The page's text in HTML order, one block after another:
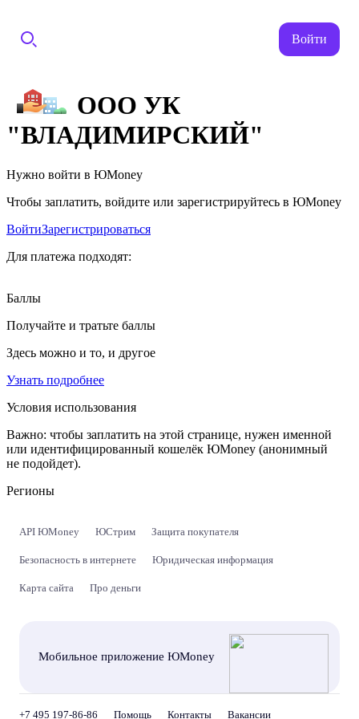
Войти
ООО УК
"ВЛАДИМИРСКИЙ"
Нужно войти в ЮMoney
Чтобы заплатить, войдите или зарегистрируйтесь в ЮMoney
ВойтиЗарегистрироваться
Для платежа подходят:
Баллы
Получайте и тратьте баллы
Здесь можно и то, и другое
Узнать подробнее
Условия использования
Важно: чтобы заплатить на этой странице, нужен именной
или идентифицированный кошелёк ЮMoney (анонимный
не подойдет).
Регионы
API ЮMoney ЮСтрим Защита покупателя
Безопасность в интернете Юридическая информация
Карта сайта Про деньги
Мобильное приложение ЮMoney
+7 495 197-86-86 Помощь Контакты Вакансии